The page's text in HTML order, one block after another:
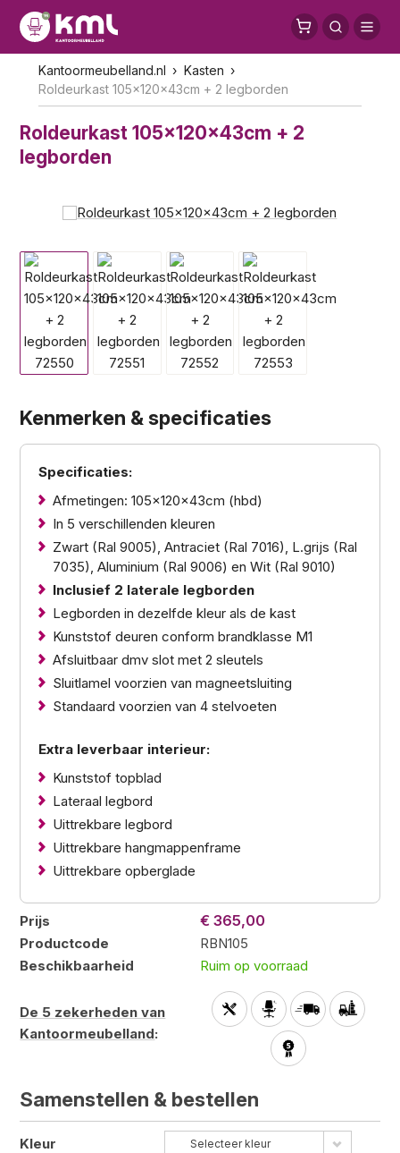
Kantoormeubelland.nl
Kasten
Roldeurkast 105x120x43cm + 2 legborden
Roldeurkast 105x120x43cm + 2
legborden
Kenmerken & specificaties
Specificaties:
Afmetingen: 105x120x43cm (hbd)
In 5 verschillenden kleuren
Zwart (Ral 9005), Antraciet (Ral 7016), L.grijs (Ral
7035), Aluminium (Ral 9006) en Wit (Ral 9010)
Inclusief 2 laterale legborden
Legborden in dezelfde kleur als de kast
Kunststof deuren conform brandklasse M1
Afsluitbaar dmv slot met 2 sleutels
Sluitlamel voorzien van magneetsluiting
Standaard voorzien van 4 stelvoeten
Extra leverbaar interieur:
Kunststof topblad
Lateraal legbord
Uittrekbare legbord
Uittrekbare hangmappenframe
Uittrekbare opberglade
Prijs € 365,00
Productcode
RBN105
Beschikbaarheid
Ruim op voorraad
De 5 zekerheden van
Kantoormeubelland:
Samenstellen & bestellen
Kleur Selecteer kleur